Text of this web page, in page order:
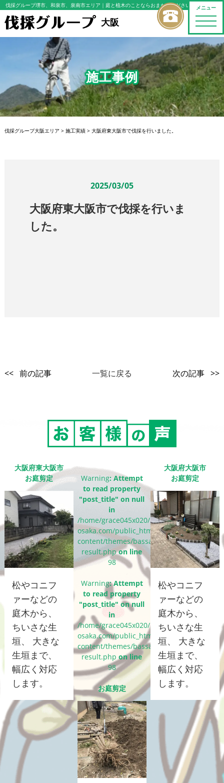
メニュー
toggle
伐採グループ堺市、和泉市、泉南市エリア ｜庭と植木のことならおまかせください
大阪
施工事例
伐採グループ大阪エリア > 施工実績> 大阪府東大阪市で伐採を行いました。
2025/03/05
大阪府東大阪市で伐採を行いま
した。
<< 前の記事 一覧に戻る 次の記事 >>
大阪府東大阪市
お庭剪定
松やコニフ
ァーなどの
庭木から、
ちいさな生
垣、 大きな
生垣まで、
幅広く対応
します。
Warning: Attempt
to read property
"post_title" on null
in
/home/grace045x020/bassaigroup-
osaka.com/public_html/wp-
content/themes/bassai_cms/single-
result.phpon line
98
Warning: Attempt
to read property
"post_title" on null
in
/home/grace045x020/bassaigroup-
osaka.com/public_html/wp-
content/themes/bassai_cms/single-
result.php on line
98
お庭剪定
大阪府大阪市
お庭剪定
松やコニフ
ァーなどの
庭木から、
ちいさな生
垣、 大きな
生垣まで、
幅広く対応
します。